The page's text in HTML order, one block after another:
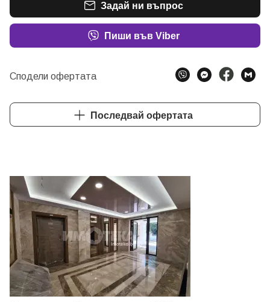
Задай ни въпрос
Пиши във Viber
Сподели офертата
Последвай офертата